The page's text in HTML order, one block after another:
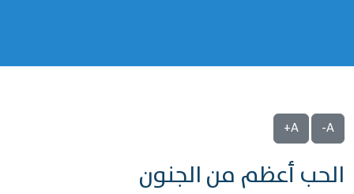
A-
A+
الحب أعظم من الجنون